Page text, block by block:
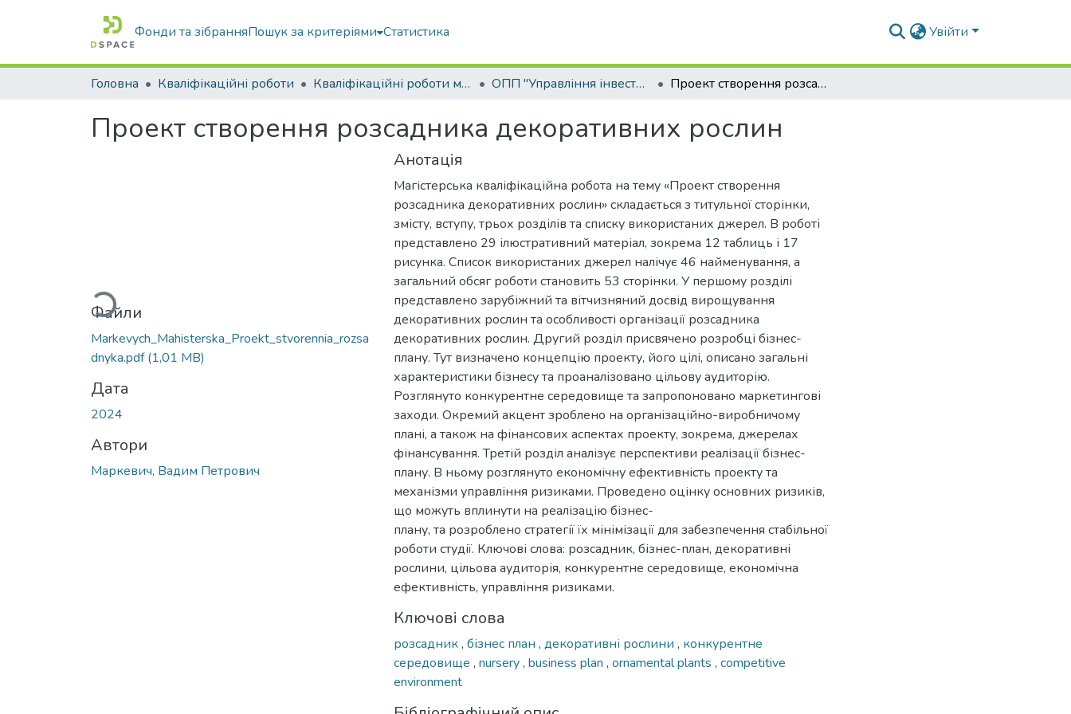
Фонди та зібранняПошук за критеріями Статистика Увійти
Головна Кваліфікаційні роботи Кваліфікаційні роботи магістрів ОПП "Управління інвестиційною діяльністю та міжнародними проектами" Проект створення розсадника декоративних рослин
Проект створення розсадника декоративних рослин
Вантажиться...
Файли
Markevych_Mahisterska_Proekt_stvorennia_rozsa
dnyka.pdf(1,01 MB)
Дата
2024
Автори
Маркевич, Вадим Петрович
Анотація
Магістерська кваліфікаційна робота на тему «Проект створення
розсадника декоративних рослин» складається з титульної сторінки,
змісту, вступу, трьох розділів та списку використаних джерел. В роботі
представлено 29 ілюстративний матеріал, зокрема 12 таблиць і 17
рисунка. Список використаних джерел налічує 46 найменування, а
загальний обсяг роботи становить 53 сторінки. У першому розділі
представлено зарубіжний та вітчизняний досвід вирощування
декоративних рослин та особливості організації розсадника
декоративних рослин. Другий розділ присвячено розробці бізнес-
плану. Тут визначено концепцію проекту, його цілі, описано загальні
характеристики бізнесу та проаналізовано цільову аудиторію.
Розглянуто конкурентне середовище та запропоновано маркетингові
заходи. Окремий акцент зроблено на організаційно-виробничому
плані, а також на фінансових аспектах проекту, зокрема, джерелах
фінансування. Третій розділ аналізує перспективи реалізації бізнес-
плану. В ньому розглянуто економічну ефективність проекту та
механізми управління ризиками. Проведено оцінку основних ризиків,
що можуть вплинути на реалізацію бізнес-
плану, та розроблено стратегії їх мінімізації для забезпечення стабільної
роботи студії. Ключові слова: розсадник, бізнес-план, декоративні
рослини, цільова аудиторія, конкурентне середовище, економічна
ефективність, управління ризиками.
Ключові слова
розсадник, бізнес план , декоративні рослини , конкурентне
середовище , nursery, business plan , ornamental plants , competitive
environment